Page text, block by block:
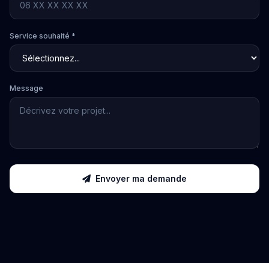
Service souhaité *
Message
Envoyer ma demande